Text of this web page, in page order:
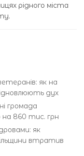
рідного міста
як на
дух
громада
860 тис. грн
як
втратив